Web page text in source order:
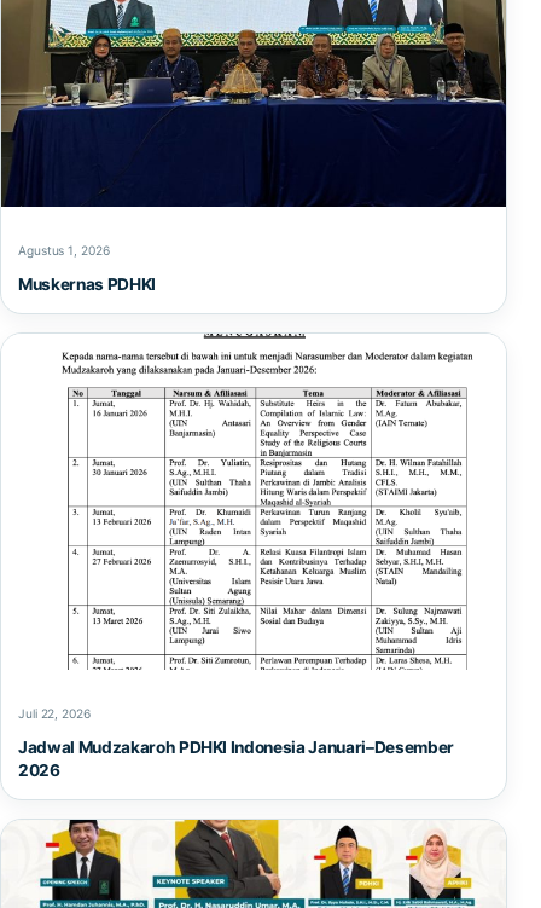
Agustus 1, 2026
Muskernas PDHKI
Juli 22, 2026
Jadwal Mudzakaroh PDHKI Indonesia Januari–Desember
2026